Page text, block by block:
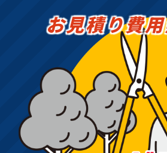
お見積り費